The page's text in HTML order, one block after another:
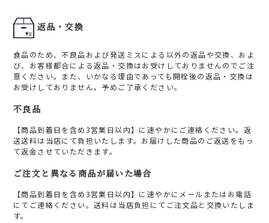
返品・交換
食品のため、不良品および発送ミスによる以外の返品や交換、およ
び、お客様都合による返品・交換はお受けしておりませんのでご注
意ください。また、いかなる理由であっても開栓後の返品・交換は
お受けしておりません。予めご了承ください。
不良品
【商品到着日を含め3営業日以内】に速やかにご連絡ください。返
送送料は当店にて負担いたします。お届けした商品のご返送をもっ
て返金させていただきます。
ご注文と異なる商品が届いた場合
【商品到着日を含め3営業日以内】に速やかにメールまたはお電話
にてご連絡ください。送料は当店負担にてご注文品と交換いたしま
す。